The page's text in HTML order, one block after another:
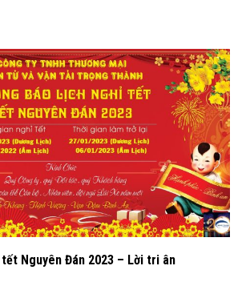
tết Nguyên Đán 2023 – Lời tri ân